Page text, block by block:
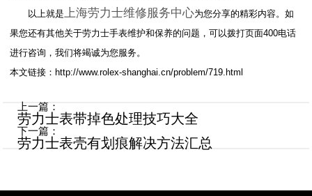
以上就是
上海劳力士维修服务中心为您分享的精彩内容。如
果您还有其他关于劳力士手表维护和保养的问题，可以拨打页面400电话
进行咨询，我们将竭诚为您服务。
本文链接：http://www.rolex-shanghai.cn/problem/719.html
上一篇：
劳力士表带掉色处理技巧大全
下一篇：
劳力士表壳有划痕解决方法汇总